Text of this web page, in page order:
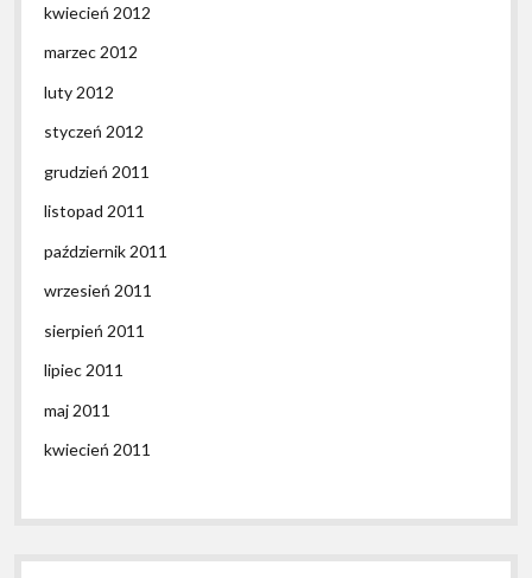
kwiecień 2012
marzec 2012
luty 2012
styczeń 2012
grudzień 2011
listopad 2011
październik 2011
wrzesień 2011
sierpień 2011
lipiec 2011
maj 2011
kwiecień 2011